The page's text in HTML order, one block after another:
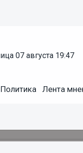
07 августа 19:47
Политика Лента